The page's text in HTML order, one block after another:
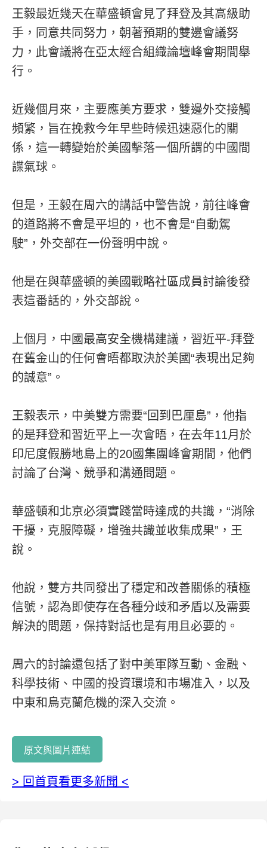
王毅最近幾天在華盛頓會見了拜登及其高級助
手，同意共同努力，朝著預期的雙邊會議努
力，此會議將在亞太經合組織論壇峰會期間舉
行。
近幾個月來，主要應美方要求，雙邊外交接觸
頻繁，旨在挽救今年早些時候迅速惡化的關
係，這一轉變始於美國擊落一個所謂的中國間
諜氣球。
但是，王毅在周六的講話中警告說，前往峰會
的道路將不會是平坦的，也不會是“自動駕
駛”，外交部在一份聲明中說。
他是在與華盛頓的美國戰略社區成員討論後發
表這番話的，外交部說。
上個月，中國最高安全機構建議，習近平-拜登
在舊金山的任何會晤都取決於美國“表現出足夠
的誠意”。
王毅表示，中美雙方需要“回到巴厘島”，他指
的是拜登和習近平上一次會晤，在去年11月於
印尼度假勝地島上的20國集團峰會期間，他們
討論了台灣、競爭和溝通問題。
華盛頓和北京必須實踐當時達成的共識，“消除
干擾，克服障礙，增強共識並收集成果”，王
說。
他說，雙方共同發出了穩定和改善關係的積極
信號，認為即使存在各種分歧和矛盾以及需要
解決的問題，保持對話也是有用且必要的。
周六的討論還包括了對中美軍隊互動、金融、
科學技術、中國的投資環境和市場准入，以及
中東和烏克蘭危機的深入交流。
原文與圖片連結
> 回首頁看更多新聞 <